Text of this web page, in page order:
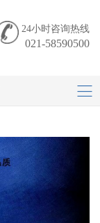
24小时咨询热线
021-58590500